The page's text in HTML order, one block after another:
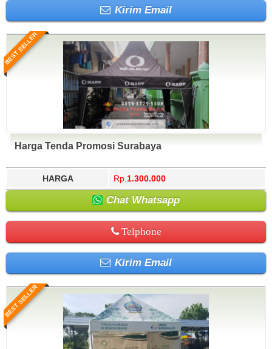
Kirim Email
BEST SELLER
Harga Tenda Promosi Surabaya
HARGA Rp. 1.300.000
Chat Whatsapp
Telphone
Kirim Email
BEST SELLER